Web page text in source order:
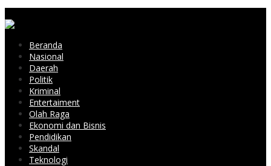
Beranda
Nasional
Daerah
Politik
Kriminal
Entertaiment
Olah Raga
Ekonomi dan Bisnis
Pendidikan
Skandal
Teknologi